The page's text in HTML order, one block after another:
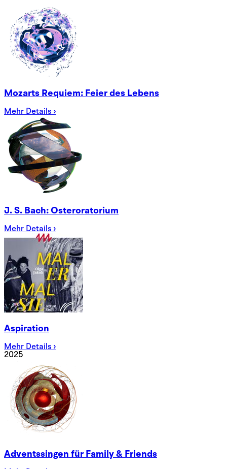
Mozarts Requiem: Feier des Lebens
Mehr Details ›
J. S. Bach: Osteroratorium
Mehr Details ›
Aspiration
Mehr Details ›
2025
Adventssingen für Family & Friends